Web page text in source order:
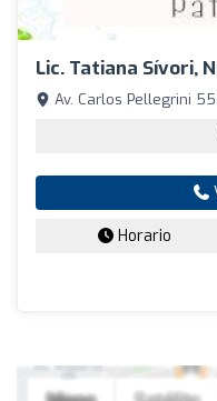
Lic. Tatiana Sívori,
Av. Carlos Pellegrini
Horario